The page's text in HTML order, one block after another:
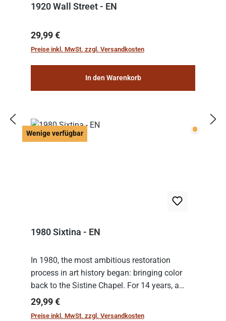
1920 Wall Street - EN
Regulärer Preis:
29,99 €
Preise inkl. MwSt. zzgl. Versandkosten
In den Warenkorb
Wenige verfügbar Wenige
1980 Sixtina - EN
In 1980, the most ambitious restoration
process in art history began: bringing color
back to the Sistine Chapel. For 14 years, a
team of experts from the Vatican undertook
the meticulous job of cleaning and
Regulärer Preis:
29,99 €
Preise inkl. MwSt. zzgl. Versandkosten